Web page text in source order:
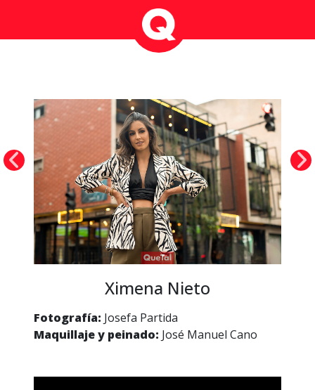
Ximena Nieto
Fotografía: Josefa Partida
Maquillaje y peinado: José Manuel Cano